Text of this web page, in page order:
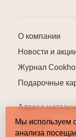
О компании
Новости и
Журнал
Подарочные
Адреса
Контакты
Мы используем
анализа